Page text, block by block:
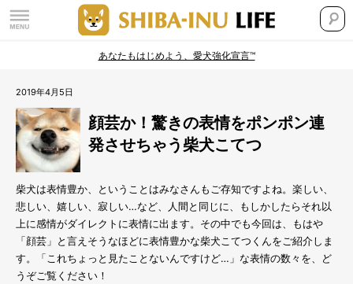
あなたもはじめよう、愛犬強化宣言™
2019年4月5日
顔芸か！驚きの表情をポンポン連
発させちゃう柴犬こてつ
柴犬は表情豊か、ということはみなさんもご存知ですよね。楽しい、
悲しい、嬉しい、寂しい…など、人間と同じに、もしかしたらそれ以
上に感情がダイレクトに表情に出ます。その中でも今回は、もはや
「顔芸」と言えそうなほどに表情豊かな柴犬こてつくんをご紹介しま
す。「これちょっと見たことないんですけど…」な表情の数々を、ど
うぞご覧ください！